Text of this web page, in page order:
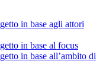
in base agli attori
in base al focus
in base all’ambito di